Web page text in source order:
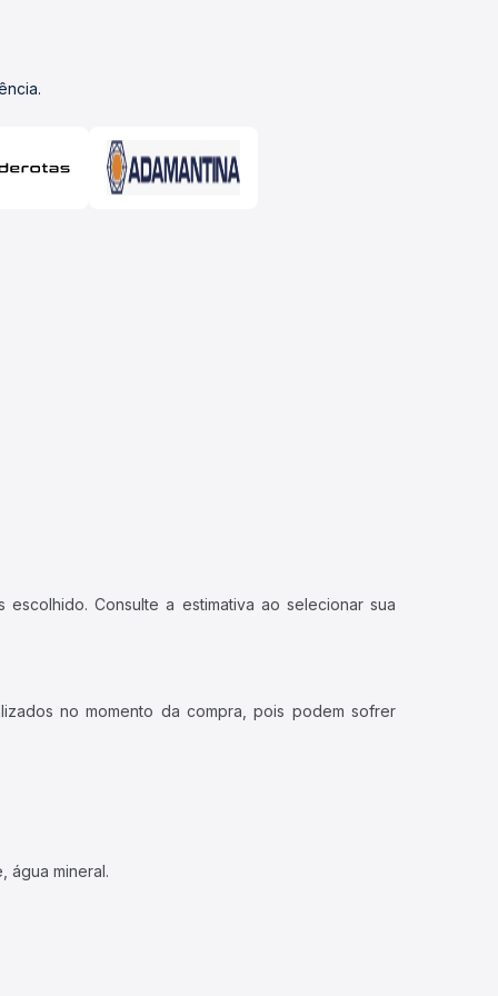
Consulte a estimativa ao selecionar sua
no momento da compra, pois podem sofrer
água mineral.